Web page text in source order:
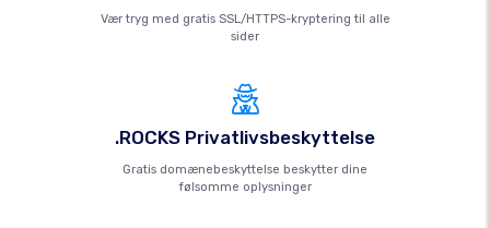
Vær tryg med gratis SSL/HTTPS-kryptering til alle
sider
.ROCKS Privatlivsbeskyttelse
Gratis domænebeskyttelse beskytter dine
følsomme oplysninger